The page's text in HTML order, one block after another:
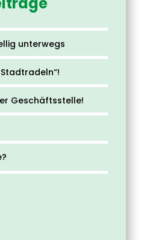
unterwegs
Geschäftsstelle!